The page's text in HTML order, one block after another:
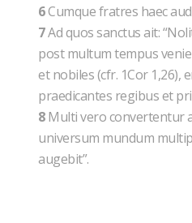
6Cumque fratres haec
7Ad quos sanctus ait:
post multum tempus
et nobiles (cfr. 1Cor 1,26),
praedicantes regibus et
8Multi vero convertentur
universum mundum
augebit”.